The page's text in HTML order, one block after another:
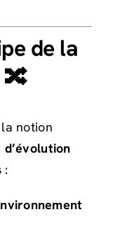
de la
notion
d’évolution
: